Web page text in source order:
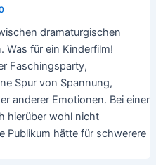
dramaturgischen
Was für ein Kinderfilm!
Faschingsparty,
Spur von Spannung,
anderer Emotionen. Bei einer
hierüber wohl nicht
Publikum hätte für schwerere